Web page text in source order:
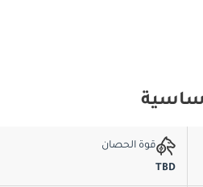
قوة الحصان
TBD